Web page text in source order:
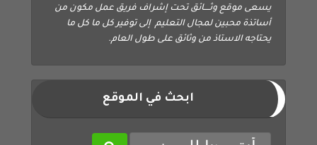
يسعى موقع وثــــائق تحت إشراف فريق عمل مكون من
أساتذة محبين لمجال التعليم إلى توفير كل ما كل ما
يحتاجه الاستاذ من وثائق على طول العام.
ابحث في الموقع